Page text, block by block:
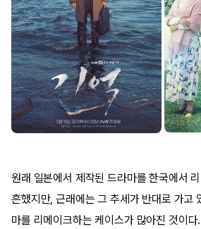
원래 일본에서 제작된 드라마를 한국에서
흔했지만, 근래에는 그 추세가 반대로 가고
마를 리메이크하는 케이스가 많아진 것이